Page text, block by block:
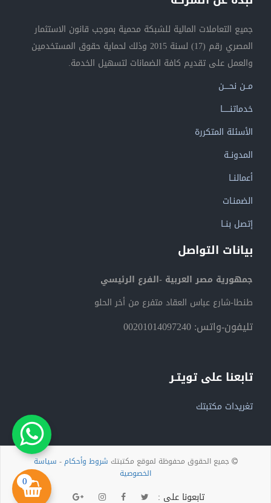
0
جميع التعاملات المالية للشبكة محمية بموجب قانون الاستثمار
المصري رقم (17) لسنة 2015 وذلك لحماية حقوق المستخدمين
والعمل على تقديم كافة الضمانات لتسهيل الخدمة.
مــن نحــــن
خدماتنــــــا
الأسئلة المتكررة
المدونــة
أعمالنــا
الضمنـات
إتصل بنــا
بيانات التواصل
جمهورية مصر العربية -الفرع الرئيسي
طنطا-شارع عباس العقاد متفرع من أخر الحلو
تليفون-واتس: 00201014097240
تابعنا على تويتـر
تغريدات مكتبتك
جميع الحقوق محفوظة لموقع مكتبتك شروط وأحكام- سياسة
الخصوصية
تابعونا على :